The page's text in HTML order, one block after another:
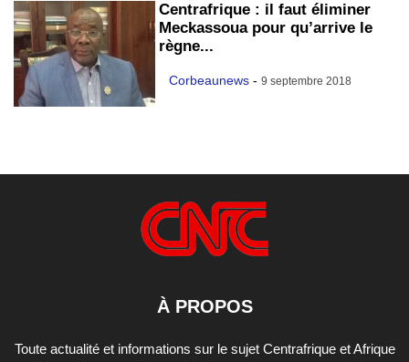
Centrafrique : il faut éliminer
Meckassoua pour qu’arrive le
règne...
Corbeaunews - 9 septembre 2018
À PROPOS
Toute actualité et informations sur le sujet Centrafrique et Afrique